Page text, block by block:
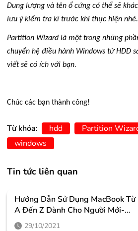
Dung lượng và tên ổ cứng có thể sẽ
lưu ý kiểm tra kĩ trước khi thực hiện nhé.
Partition Wizard là một trong những
chuyển hệ điều hành Windows từ HDD
viết sẽ có ích với bạn.
Chúc các bạn thành công!
Từ khóa: hdd Partition
windows
Tin tức liên quan
Hướng Dẫn Sử Dụng MacBook Từ
A Đến Z Dành Cho Người Mới-
Phần 2
29/10/2021